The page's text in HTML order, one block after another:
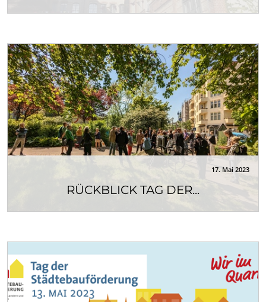
Neben unseren zahlreichen Vor-Ort- und
17. Mai 2023
RÜCKBLICK TAG DER...